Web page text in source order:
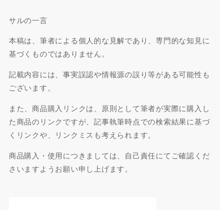
サルの一言
本稿は、筆者による個人的な見解であり、専門的な知見に
基づくものではありません。
記載内容には、事実誤認や情報源の誤り等がある可能性も
ございます。
また、商品購入リンクは、原則として筆者が実際に購入し
た商品のリンクですが、記事執筆時点での検索結果に基づ
くリンクや、リンクミスも考えられます。
商品購入・使用につきましては、自己責任にてご確認くだ
さいますようお願い申し上げます。